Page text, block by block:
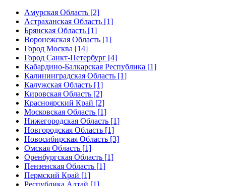
Амурская Область [2]
Астраханская Область [1]
Брянская Область [1]
Воронежская Область [1]
Город Москва [14]
Город Санкт-Петербург [4]
Кабардино-Балкарская Республика [1]
Калининградская Область [1]
Калужская Область [1]
Кировская Область [2]
Красноярский Край [2]
Московская Область [1]
Нижегородская Область [1]
Новгородская Область [1]
Новосибирская Область [3]
Омская Область [1]
Оренбургская Область [1]
Пензенская Область [1]
Пермский Край [1]
Республика Алтай [1]